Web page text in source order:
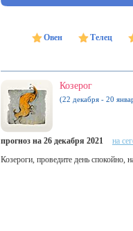
Овен Телец
Козерог
(22 декабря - 20
прогноз на 26 декабря 2021 на
Козероги, проведите день спокойно,